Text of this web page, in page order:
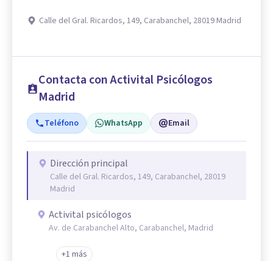
Calle del Gral. Ricardos, 149, Carabanchel, 28019 Madrid
Contacta con Activital Psicólogos
Madrid
Teléfono WhatsApp Email
Dirección principal
Calle del Gral. Ricardos, 149, Carabanchel, 28019
Madrid
Activital psicólogos
Av. de Carabanchel Alto, Carabanchel, Madrid
+1 más